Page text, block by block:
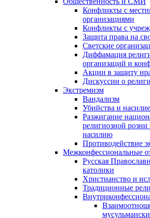
Конфликты с
организациями
Конфликты с
Защита права на
Светские
Диффамация
организаций и
Акции в защиту
Дискуссии о
Экстремизм
Вандализм
Убийства и насилие
Разжигание
религиозной
насилию
Противодействие
Межконфессиональные
Русская
католики
Христианство и
Традиционные